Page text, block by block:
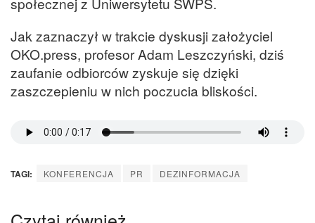
Jak zaznaczył w trakcie dyskusji założyciel
OKO.press, profesor Adam Leszczyński, dziś
zaufanie odbiorców zyskuje się dzięki
zaszczepieniu w nich poczucia bliskości.
TAGI: KONFERENCJA PR DEZINFORMACJA